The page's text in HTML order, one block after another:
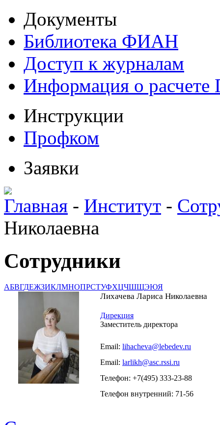
Документы
Библиотека ФИАН
Доступ к журналам
Информация о
Инструкции
Профком
Заявки
Главная - Институт -
Николаевна
Сотрудники
АБВГДЕЖЗИКЛМНОПРСТУФХЦЧШЩЭЮЯ
Лихачева Лариса Николаевна
Дирекция
Заместитель директора
Email: lihacheva@lebedev.ru
Email: larlikh@asc.rssi.ru
Телефон: +7(495) 333-23-88
Телефон внутренний: 71-56